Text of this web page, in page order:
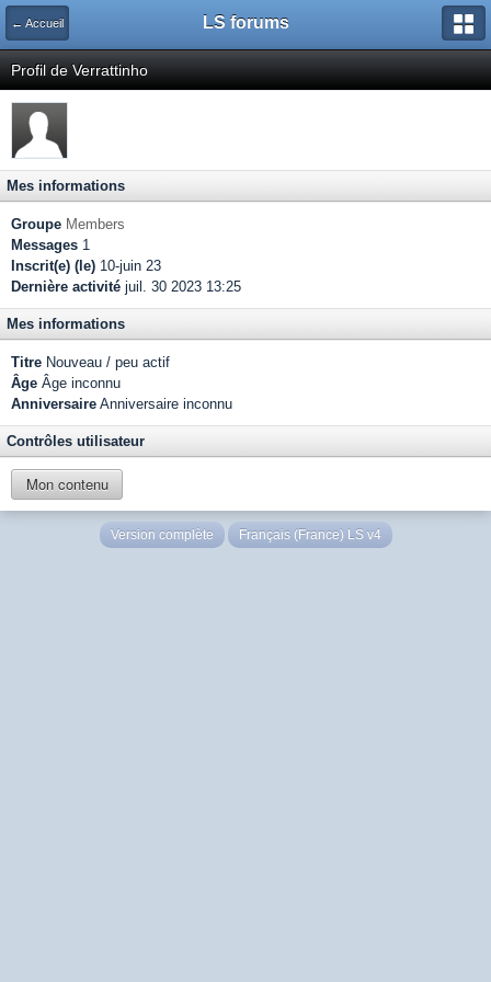
← Accueil LS forums
Profil de Verrattinho
Mes informations
Groupe Members
Messages 1
Inscrit(e) (le) 10-juin 23
Dernière activité juil. 30 2023 13:25
Mes informations
Titre Nouveau / peu actif
Âge Âge inconnu
Anniversaire Anniversaire inconnu
Contrôles utilisateur
Mon contenu
Version complète Français (France) LS v4